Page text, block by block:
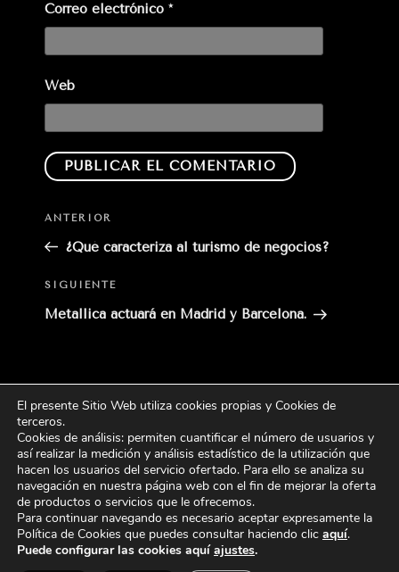
Correo electrónico *
Web
Entrada
anterior:
ANTERIOR
¿Qué caracteriza al turismo de negocios?
Siguiente
entrada
SIGUIENTE
Metallica actuará en Madrid y Barcelona.
Buscar
por:
Buscar
CATEGORÍAS
El presente Sitio Web utiliza cookies propias y Cookies de
terceros.
Cookies de análisis: permiten cuantificar el número de usuarios y
así realizar la medición y análisis estadístico de la utilización que
hacen los usuarios del servicio ofertado. Para ello se analiza su
navegación en nuestra página web con el fin de mejorar la oferta
de productos o servicios que le ofrecemos.
Para continuar navegando es necesario aceptar expresamente la
Política de Cookies que puedes consultar haciendo clic aquí.
Puede configurar las cookies aquíajustes.